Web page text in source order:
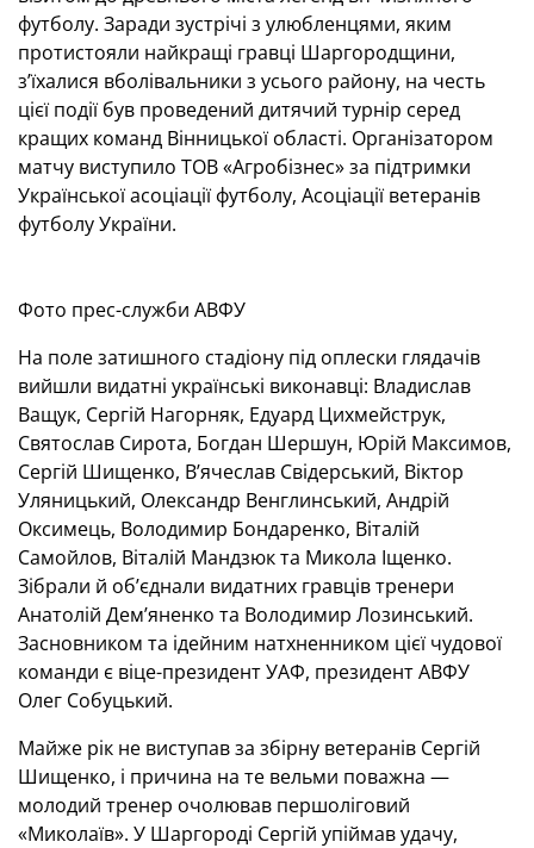
футболу. Заради зустрічі з улюбленцями, яким
протистояли найкращі гравці Шаргородщини,
з’їхалися вболівальники з усього району, на честь
цієї події був проведений дитячий турнір серед
кращих команд Вінницької області. Організатором
матчу виступило ТОВ «Агробізнес» за підтримки
Української асоціації футболу, Асоціації ветеранів
футболу України.
Фото прес-служби АВФУ
На поле затишного стадіону під оплески глядачів
вийшли видатні українські виконавці: Владислав
Ващук, Сергій Нагорняк, Едуард Цихмейструк,
Святослав Сирота, Богдан Шершун, Юрій Максимов,
Сергій Шищенко, В’ячеслав Свідерський, Віктор
Уляницький, Олександр Венглинський, Андрій
Оксимець, Володимир Бондаренко, Віталій
Самойлов, Віталій Мандзюк та Микола Іщенко.
Зібрали й об’єднали видатних гравців тренери
Анатолій Дем’яненко та Володимир Лозинський.
Засновником та ідейним натхненником цієї чудової
команди є віце-президент УАФ, президент АВФУ
Олег Собуцький.
Майже рік не виступав за збірну ветеранів Сергій
Шищенко, і причина на те вельми поважна —
молодий тренер очолював першоліговий
«Миколаїв». У Шаргороді Сергій упіймав удачу,